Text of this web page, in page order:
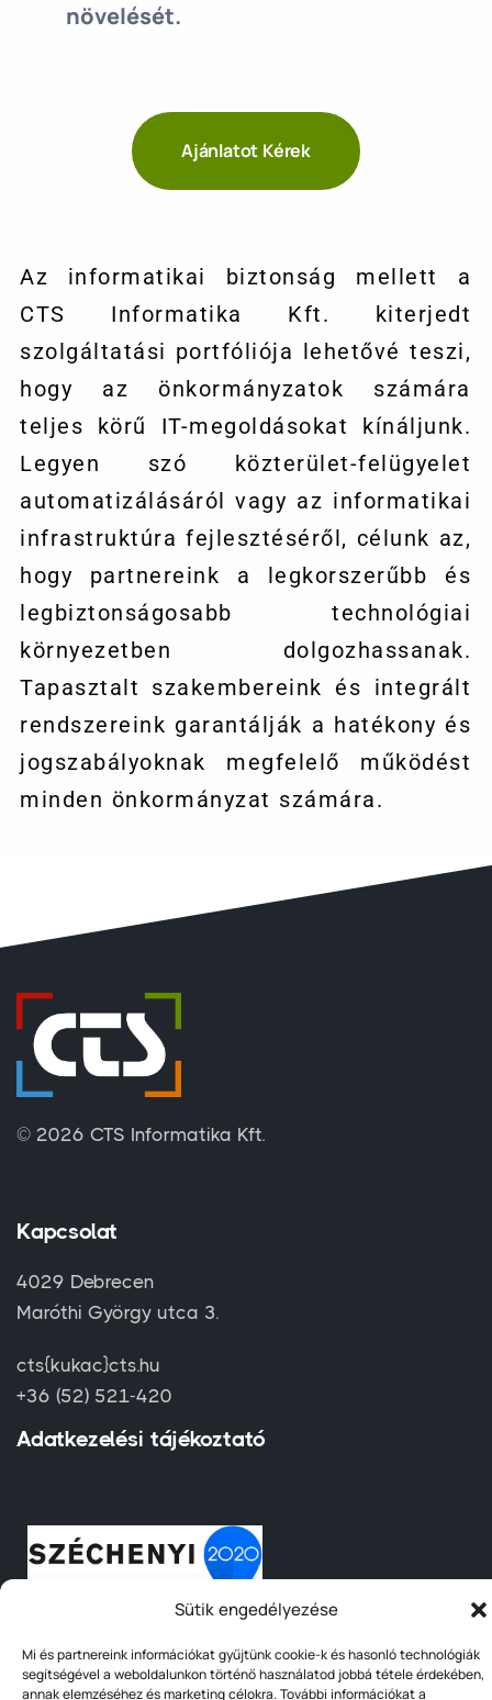
Sütik engedélyezése
Mi és partnereink információkat gyűjtünk cookie-k és hasonló technológiák
segítségével a weboldalunkon történő használatod jobbá tétele érdekében,
annak elemzéséhez és marketing célokra. További információkat a
növelését.
Ajánlatot Kérek
Az informatikai biztonság mellett a
CTS Informatika Kft. kiterjedt
szolgáltatási portfóliója lehetővé teszi,
hogy az önkormányzatok számára
teljes körű IT-megoldásokat kínáljunk.
Legyen szó közterület-felügyelet
automatizálásáról vagy az informatikai
infrastruktúra fejlesztéséről, célunk az,
hogy partnereink a legkorszerűbb és
legbiztonságosabb technológiai
környezetben dolgozhassanak.
Tapasztalt szakembereink és integrált
rendszereink garantálják a hatékony és
jogszabályoknak megfelelő működést
minden önkormányzat számára.
© 2026 CTS Informatika Kft.
Kapcsolat
4029 Debrecen
Maróthi György utca 3.
cts{kukac}cts.hu
+36 (52) 521-420
Adatkezelési tájékoztató